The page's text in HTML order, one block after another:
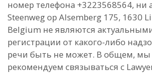
номер телефона +3223568564, ни
Steenweg op Alsemberg 175, 1630
Belgium не являются
регистрации от какого-либо
речи быть не может. В общем, мы
рекомендуем связываться с